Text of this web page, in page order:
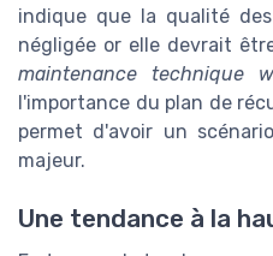
indique que la qualité
négligée or elle devrait
maintenance technique
l'importance du plan de
permet d'avoir un
majeur.
Une tendance à la